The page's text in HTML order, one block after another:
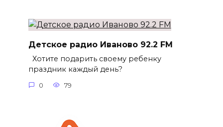
Детское радио Иваново 92.2 FM
Хотите подарить своему ребенку
праздник каждый день?
0 79